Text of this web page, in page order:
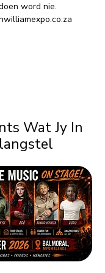
word nie.
Wat Jy In